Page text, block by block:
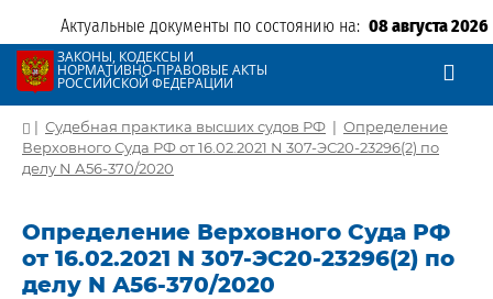
Актуальные документы по состоянию на: 08 августа 2026
ЗАКОНЫ, КОДЕКСЫ И
НОРМАТИВНО-ПРАВОВЫЕ АКТЫ
РОССИЙСКОЙ ФЕДЕРАЦИИ
| Судебная практика высших судов РФ | Определение
Верховного Суда РФ от 16.02.2021 N 307-ЭС20-23296(2) по
делу N А56-370/2020
Определение Верховного Суда РФ
от 16.02.2021 N 307-ЭС20-23296(2) по
делу N А56-370/2020